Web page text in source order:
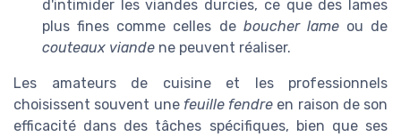
d'intimider les viandes durcies, ce que des lames
plus fines comme celles de boucher lameou de
couteaux viande ne peuvent réaliser.
Les amateurs de cuisine et les professionnels
choisissent souvent une feuille fendre en raison de son
efficacité dans des tâches spécifiques, bien que ses